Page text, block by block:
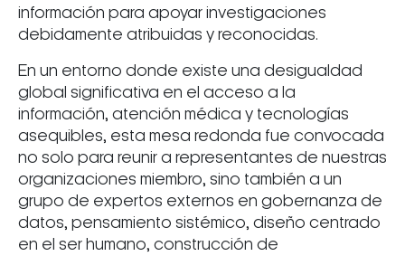
información para apoyar investigaciones
debidamente atribuidas y reconocidas.
En un entorno donde existe una desigualdad
global significativa en el acceso a la
información, atención médica y tecnologías
asequibles, esta mesa redonda fue convocada
no solo para reunir a representantes de nuestras
organizaciones miembro, sino también a un
grupo de expertos externos en gobernanza de
datos, pensamiento sistémico, diseño centrado
en el ser humano, construcción de